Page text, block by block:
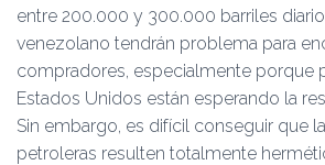
entre 200.000 y 300.000 barriles
venezolano tendrán problema para
compradores, especialmente porque
Estados Unidos están esperando la
Sin embargo, es difícil conseguir que
petroleras resulten totalmente